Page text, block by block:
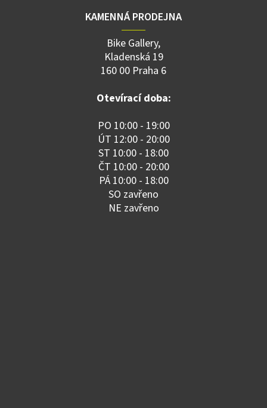
KAMENNÁ PRODEJNA
Bike Gallery,
Kladenská 19
160 00 Praha 6
Otevírací doba:
PO 10:00 - 19:00
ÚT 12:00 - 20:00
ST 10:00 - 18:00
ČT 10:00 - 20:00
PÁ 10:00 - 18:00
SO zavřeno
NE zavřeno